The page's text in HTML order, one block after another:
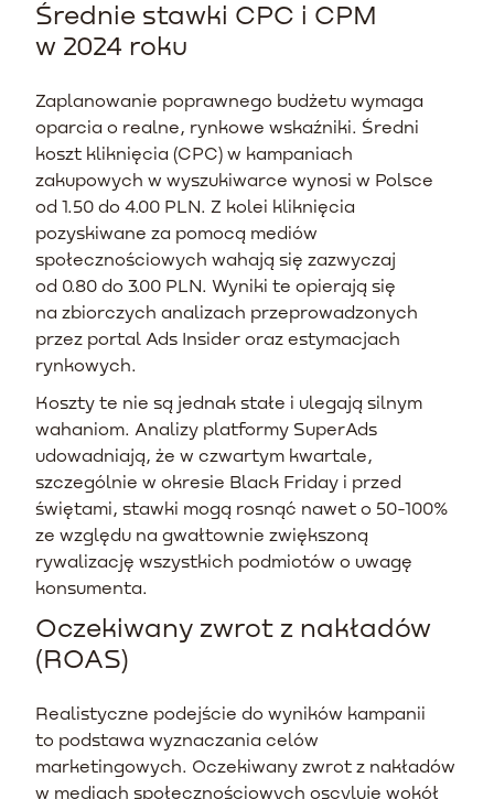
Średnie stawki CPC i CPM
w 2024 roku
Zaplanowanie poprawnego budżetu wymaga
oparcia o realne, rynkowe wskaźniki. Średni
koszt kliknięcia (CPC) w kampaniach
zakupowych w wyszukiwarce wynosi w Polsce
od 1.50 do 4.00 PLN. Z kolei kliknięcia
pozyskiwane za pomocą mediów
społecznościowych wahają się zazwyczaj
od 0.80 do 3.00 PLN. Wyniki te opierają się
na zbiorczych analizach przeprowadzonych
przez portal Ads Insider oraz estymacjach
rynkowych.
Koszty te nie są jednak stałe i ulegają silnym
wahaniom. Analizy platformy SuperAds
udowadniają, że w czwartym kwartale,
szczególnie w okresie Black Friday i przed
świętami, stawki mogą rosnąć nawet o 50-100%
ze względu na gwałtownie zwiększoną
rywalizację wszystkich podmiotów o uwagę
konsumenta.
Oczekiwany zwrot z nakładów
(ROAS)
Realistyczne podejście do wyników kampanii
to podstawa wyznaczania celów
marketingowych. Oczekiwany zwrot z nakładów
w mediach społecznościowych oscyluje wokół